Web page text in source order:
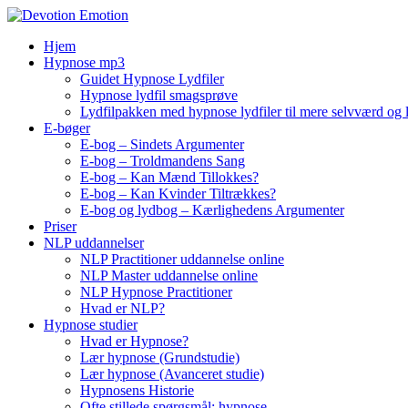
Skip
contentHjem
Hypnose mp3
Guidet Hypnose Lydfiler
Hypnose lydfil smagsprøve
Lydfilpakken med hypnose lydfiler til mere selvværd og
E-bøger
E-bog – Sindets Argumenter
E-bog – Troldmandens Sang
E-bog – Kan Mænd Tillokkes?
E-bog – Kan Kvinder Tiltrækkes?
E-bog og lydbog – Kærlighedens Argumenter
Priser
NLP uddannelser
NLP Practitioner uddannelse online
NLP Master uddannelse online
NLP Hypnose Practitioner
Hvad er NLP?
Hypnose studier
Hvad er Hypnose?
Lær hypnose (Grundstudie)
Lær hypnose (Avanceret studie)
Hypnosens Historie